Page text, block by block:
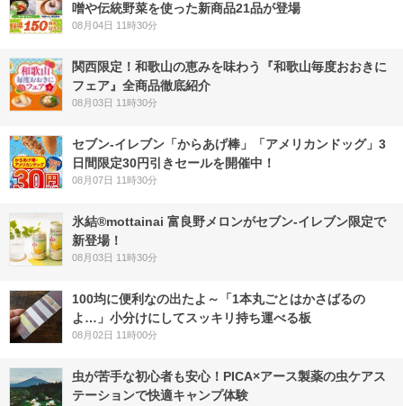
噌や伝統野菜を使った新商品21品が登場
08月04日 11時30分
関西限定！和歌山の恵みを味わう『和歌山毎度おおきに
フェア』全商品徹底紹介
08月03日 11時30分
セブン‐イレブン「からあげ棒」「アメリカンドッグ」3
日間限定30円引きセールを開催中！
08月07日 11時30分
氷結®mottainai 富良野メロンがセブン‐イレブン限定で
新登場！
08月03日 11時30分
100均に便利なの出たよ～「1本丸ごとはかさばるの
よ…」小分けにしてスッキリ持ち運べる板
08月02日 11時00分
虫が苦手な初心者も安心！PICA×アース製薬の虫ケアス
テーションで快適キャンプ体験